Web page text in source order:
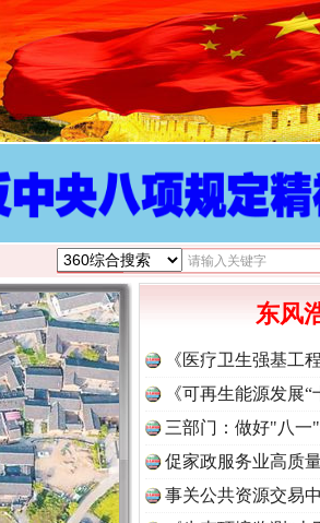
东风
《医疗卫生强基工
《可再生能源发展
三部门：做好"八一
促家政服务业高质
事关公共资源交易